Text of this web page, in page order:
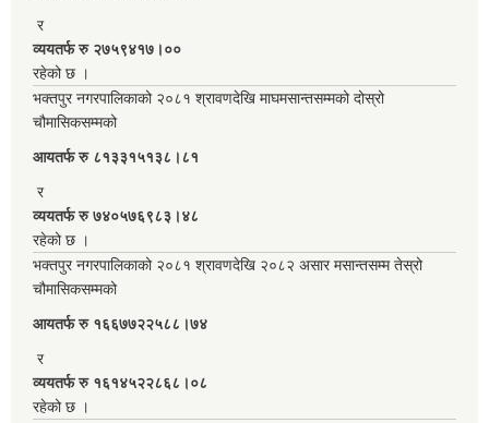
र
व्ययतर्फ रु २७५९४१७।००
रहेको छ ।
भक्तपुर नगरपालिकाको २०८१ श्रावणदेखि माघमसान्तसम्मको दोस्रो
चौमासिकसम्मको
आयतर्फ रु‌ ८१३३१५१३८।८१
र
व्ययतर्फ रु ७४०५७६९८३।४८
रहेको छ ।
भक्तपुर नगरपालिकाको २०८१ श्रावणदेखि २०८२ असार मसान्तसम्म तेस्रो
चौमासिकसम्मको
आयतर्फ रु‌ १६६७७२२५८८।७४
र
व्ययतर्फ रु १६१४५२२८६८।०८
रहेको छ ।